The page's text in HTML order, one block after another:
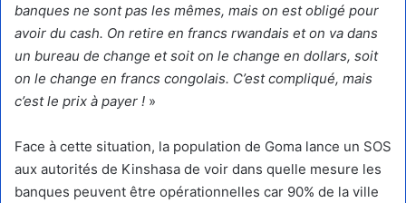
banques ne sont pas les mêmes, mais on est obligé pour
avoir du cash. On retire en francs rwandais et on va dans
un bureau de change et soit on le change en dollars, soit
on le change en francs congolais. C’est compliqué, mais
c’est le prix à payer ! »
Face à cette situation, la population de Goma lance un SOS
aux autorités de Kinshasa de voir dans quelle mesure les
banques peuvent être opérationnelles car 90% de la ville